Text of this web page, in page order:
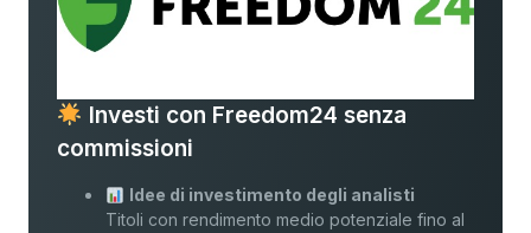
Investi con Freedom24 senza
commissioni
Idee di investimento degli analisti
Titoli con rendimento medio potenziale fino al